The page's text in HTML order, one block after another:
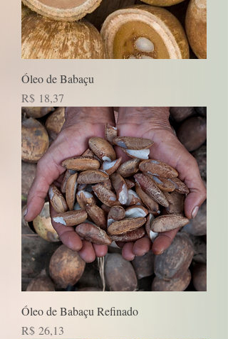
Óleo de Babaçu
Preço
R$ 18,37
Óleo de Babaçu Refinado
Preço
R$ 26,13